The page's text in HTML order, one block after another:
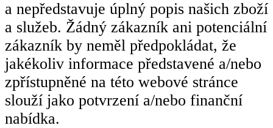
a nepředstavuje úplný popis našich zboží
a služeb. Žádný zákazník ani potenciální
zákazník by neměl předpokládat, že
jakékoliv informace představené a/nebo
zpřístupněné na této webové stránce
slouží jako potvrzení a/nebo finanční
nabídka.